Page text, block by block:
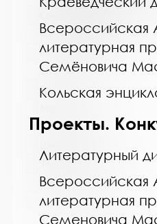
Всероссийская
литературная
Семёновича
Кольская
Проекты.
Литературный
Всероссийская
литературная
Семеновича
ГОБУК МГОСБСС
Почтовый индекс:
183052
Город:
Улица, дом:
Телефон:
8 (8152) 53-83-46
www:
http://blind-library.ru/